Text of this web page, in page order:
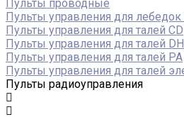
Пульты проводные
Пульты управления для лебедок
Пульты управления для талей CD
Пульты управления для талей
Пульты управления для талей РА
Пульты управления для талей
Пульты радиоуправления